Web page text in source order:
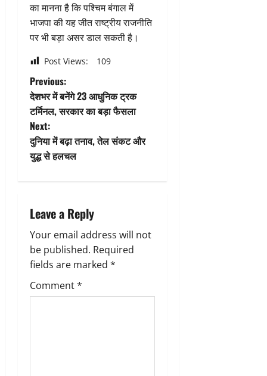
का मानना है कि पश्चिम बंगाल में
भाजपा की यह जीत राष्ट्रीय राजनीति
पर भी बड़ा असर डाल सकती है।
Post Views: 109
P
o
s
t
a
v
i
g
Previous:
देशभर में बनेंगे 23 आधुनिक ट्रक
टर्मिनल, सरकार का बड़ा फैसला
Next:
दुनिया में बढ़ा तनाव, तेल संकट और
युद्ध से हलचल
Leave a Reply
Your email address will not
be published. Required
fields are marked *
Comment*